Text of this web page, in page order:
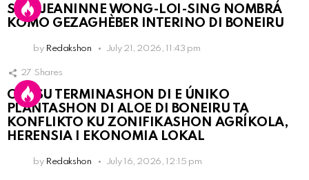
SRA. JEANINNE WONG-LOI-SING NOMBRÁ
KOMO GEZAGHÈBER INTERINO DI BONEIRU
by Redakshon July 21, 2026, 11:43 pm
27 Shares
OLB SU TERMINASHON DI E ÚNIKO
PLANTASHON DI ALOE DI BONEIRU TA
KONFLIKTO KU ZONIFIKASHON AGRÍKOLA,
HERENSIA I EKONOMIA LOKAL
by Redakshon July 16, 2026, 12:15 pm